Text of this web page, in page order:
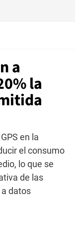
a
la
en la
el consumo
lo que se
de las
a datos